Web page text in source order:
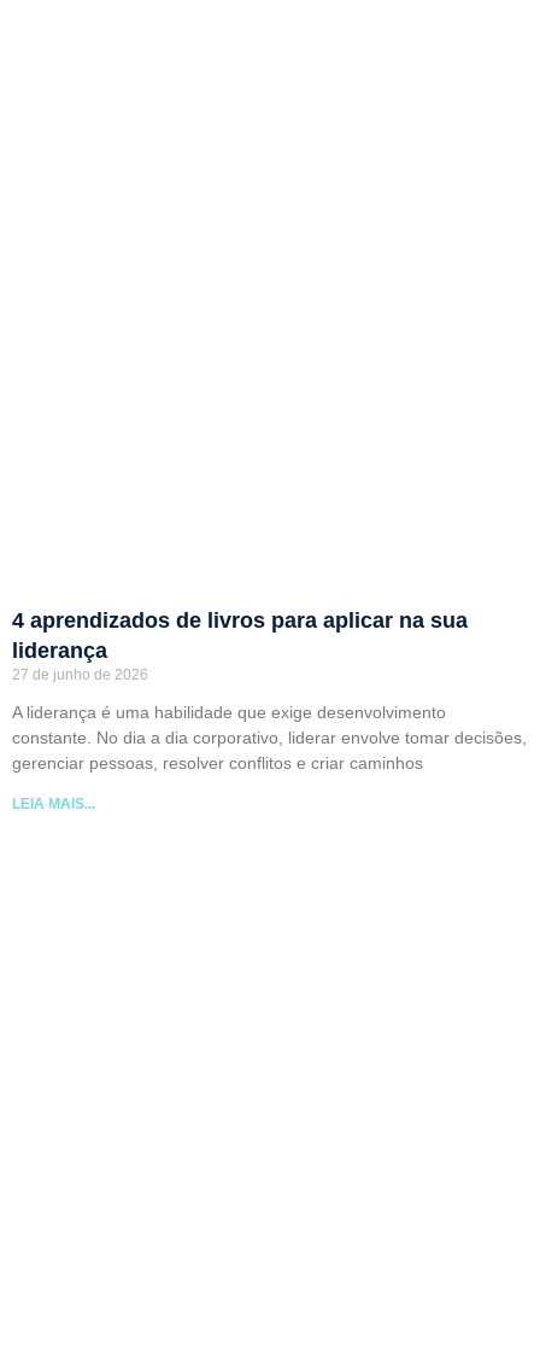
4 aprendizados de livros para aplicar na sua
liderança
27 de junho de 2026
A liderança é uma habilidade que exige desenvolvimento
constante. No dia a dia corporativo, liderar envolve tomar decisões,
gerenciar pessoas, resolver conflitos e criar caminhos
LEIA MAIS...